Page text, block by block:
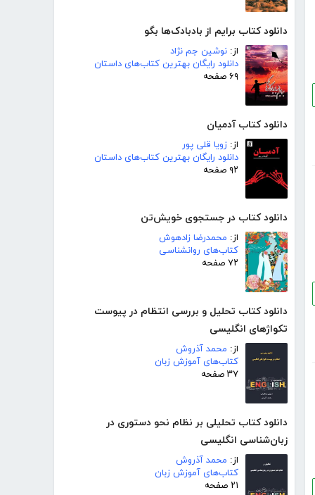
دانلود کتاب برایم از بادبادک‌ها بگو
از: نوشین جم نژاد
دانلود رایگان بهترین کتاب‌های داستان
۶۹ صفحه
دانلود کتاب آدمیان
از: زویا قلی پور
دانلود رایگان بهترین کتاب‌های داستان
۹۲ صفحه
دانلود کتاب در جستجوی خویش‌تن
از: محمدرضا زادهوش
کتاب‌های روانشناسی
۷۲ صفحه
دانلود کتاب تحلیل و بررسی انتظام در پیوست
تکواژهای انگلیسی
از: محمد آذروش
کتاب‌های آموزش زبان
۳۷ صفحه
دانلود کتاب تحلیلی بر نظام نحو دستوری در
زبان‌شناسی انگلیسی
از: محمد آذروش
کتاب‌های آموزش زبان
۲۱ صفحه